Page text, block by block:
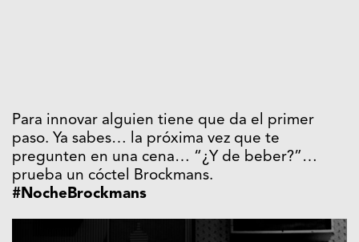
Para innovar alguien tiene que da el primer
paso. Ya sabes… la próxima vez que te
pregunten en una cena… “¿Y de beber?”…
prueba un cóctel Brockmans.
#NocheBrockmans